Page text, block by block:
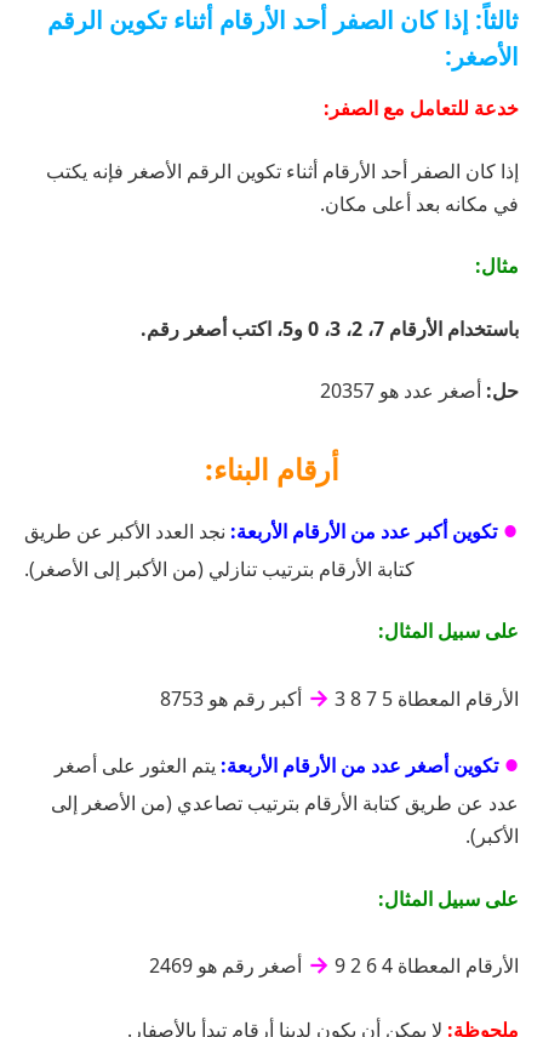
ثالثاً: إذا كان الصفر أحد الأرقام أثناء تكوين الرقم
الأصغر:
خدعة للتعامل مع الصفر:
إذا كان الصفر أحد الأرقام أثناء تكوين الرقم الأصغر فإنه يكتب
في مكانه بعد أعلى مكان.
مثال:
باستخدام الأرقام 7، 2، 3، 0 و5، اكتب أصغر رقم.
حل: أصغر عدد هو 20357
أرقام البناء:
●تكوين أكبر عدد من الأرقام الأربعة: نجد العدد الأكبر عن طريق
كتابة الأرقام بترتيب تنازلي (من الأكبر إلى الأصغر).
على سبيل المثال:
الأرقام المعطاة 5 7 8 3 → أكبر رقم هو 8753
●تكوين أصغر عدد من الأرقام الأربعة: يتم العثور على أصغر
عدد عن طريق كتابة الأرقام بترتيب تصاعدي (من الأصغر إلى
الأكبر).
على سبيل المثال:
الأرقام المعطاة 4 6 2 9 → أصغر رقم هو 2469
ملحوظة: لا يمكن أن يكون لدينا أرقام تبدأ بالأصفار.